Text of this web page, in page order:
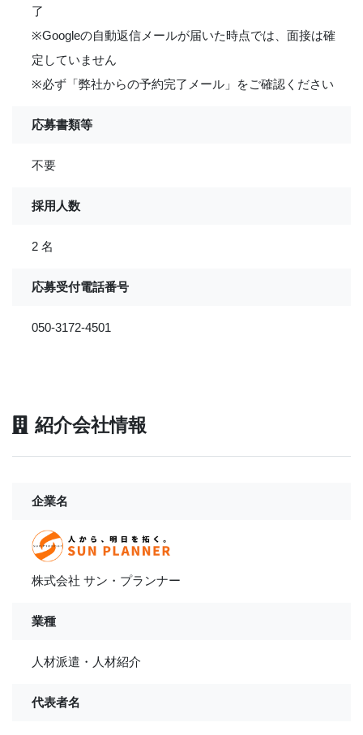
了
※Googleの自動返信メールが届いた時点では、面接は確
定していません
※必ず「弊社からの予約完了メール」をご確認ください
応募書類等
不要
採用人数
2 名
応募受付電話番号
050-3172-4501
紹介会社情報
企業名
株式会社 サン・プランナー
業種
人材派遣・人材紹介
代表者名